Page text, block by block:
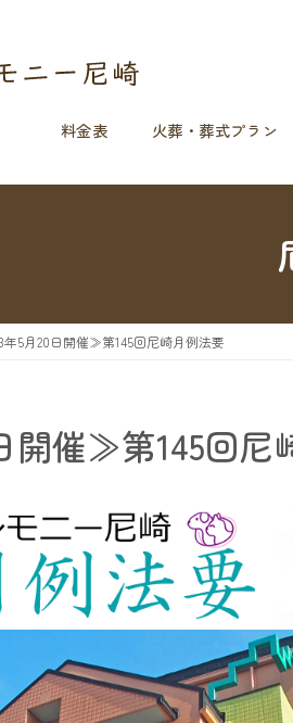
料金表 火葬・葬式プラン
年5月20日開催≫第145回尼崎月例法要
開催≫第145回尼